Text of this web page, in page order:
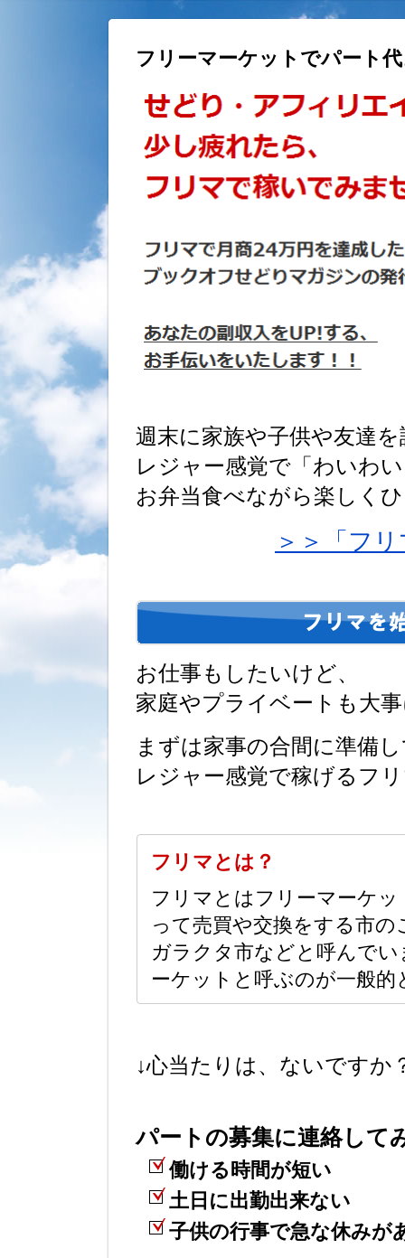
フリーマーケットでパート
週末に家族や子供や友達
レジャー感覚で「わいわ
お弁当食べながら楽しく
＞＞「フ
お仕事もしたいけど、
家庭やプライベートも大
まずは家事の合間に準備
レジャー感覚で稼げるフ
フリマとは？
フリマとはフリーマーケ
って売買や交換をする市
ガラクタ市などと呼んで
ーケットと呼ぶのが一般
↓心当たりは、ないですか
パートの募集に連絡して
働ける時間が短い
土日に出勤出来ない
子供の行事で急な休みが